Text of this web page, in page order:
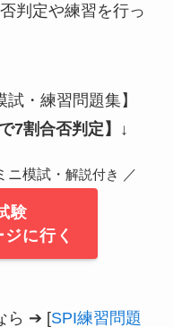
判定や練習を行っ
・練習問題集】
7割合否判定】 ↓
ニ模試・ 解説付き ／
験
に行く
ら ➔ [SPI練習問題